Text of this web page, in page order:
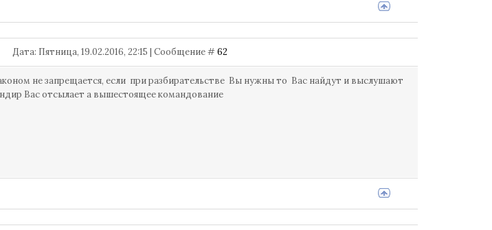
Дата: Пятница, 19.02.2016, 22:15 | Сообщение #62
не запрещается, если при разбирательстве Вы нужны то Вас найдут и выслушают
Вас отсылает а вышестоящее командование